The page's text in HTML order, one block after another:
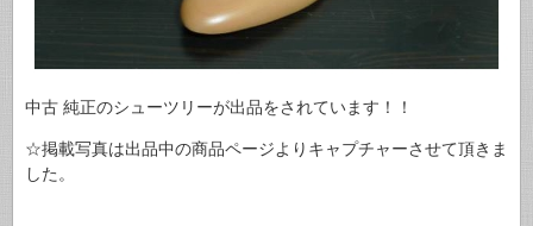
中古 純正のシューツリーが出品をされています！！
☆掲載写真は出品中の商品ページよりキャプチャーさせて頂きま
した。